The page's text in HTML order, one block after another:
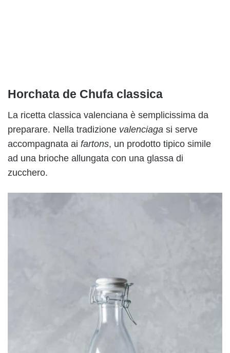
Horchata de Chufa classica
La ricetta classica valenciana è semplicissima da
preparare. Nella tradizione valenciaga si serve
accompagnata ai fartons, un prodotto tipico simile
ad una brioche allungata con una glassa di
zucchero.